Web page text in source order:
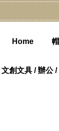
Home
文創文具 / 辦公